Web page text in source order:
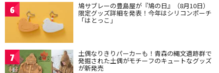
6 鳩サブレーの豊島屋が『鳩の日』（8月10日）
限定グッズ詳細を発表！今年はシリコンポーチ
「はとっこ」
7 土偶なりきりパーカーも！青森の縄文遺跡群で
発掘された土偶がモチーフのキュートなグッズ
が新発売